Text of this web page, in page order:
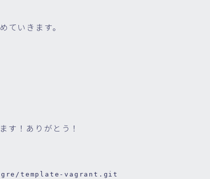
ていきます。
す！ありがとう！
template-vagrant.git